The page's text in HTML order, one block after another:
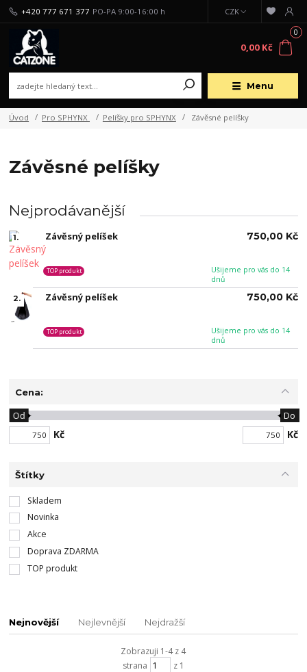
Menu
CZK
+420 777 671 377 PO-PA 9:00-16:00 h
0
0,00 Kč
Úvod Pro SPHYNX Pelíšky pro SPHYNX Závěsné pelíšky
Závěsné pelíšky
Nejprodávanější
1. Závěsný pelíšek
Ušijeme pro vás do 14
dnů
TOP produkt
750,00 Kč
2. Závěsný pelíšek
Ušijeme pro vás do 14
dnů
TOP produkt
750,00 Kč
Cena:
Kč
Od Do
Kč
Štítky
Skladem
Novinka
Akce
Doprava ZDARMA
TOP produkt
Nejnovější Nejlevnější Nejdražší
Zobrazuji 1-4 z 4
strana
z 1